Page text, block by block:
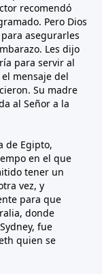
recomendó
Pero Dios
asegurarles
Les dijo
para servir al
mensaje del
Su madre
al Señor a la
de Egipto,
en el que
tener un
vez, y
para que
donde
fue
quien se